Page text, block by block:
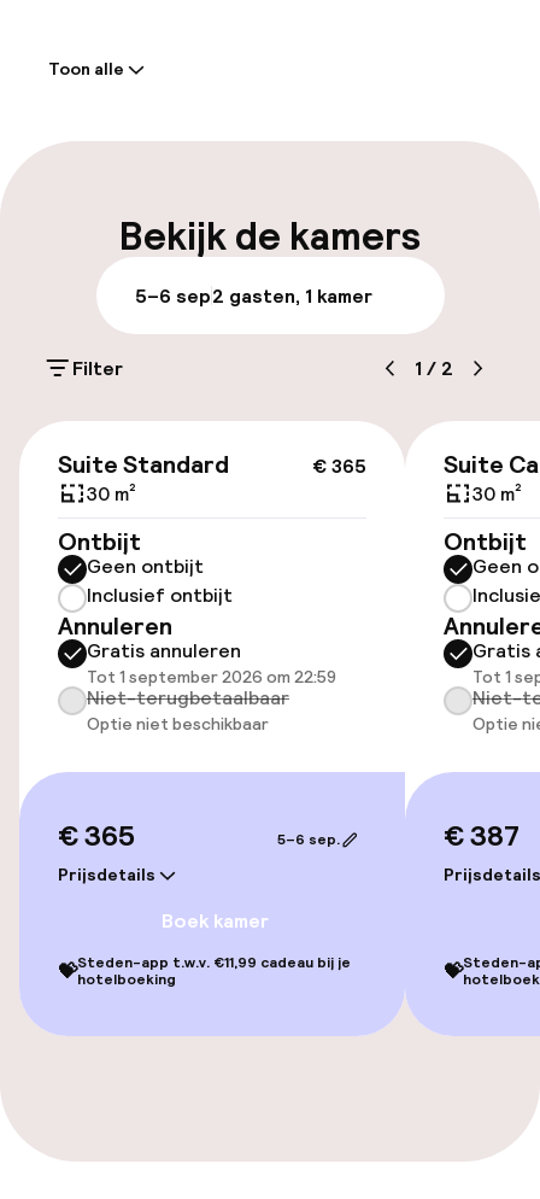
Meertalige medewerkers
Parkeren & mobiliteit
Parkeergelegenheid op eigen terrein
(binnen)
Openbaar parkeren
Toegankelijkheid
Overal rolstoeltoegankelijk
Lift
Entertainment
Gratis wifi
Eet- en drinkgelegenheden
Restaurant
Toon alle
Bekijk de kamers
5–6 sep2 gasten, 1 kamer
Filter 1 / 2
€ 365
Suite Standard
30 m²
Ontbijt
Geen ontbijt
Inclusief ontbijt
Annuleren
Gratis annuleren
Tot 1 september 2026 om 22:59
Niet-terugbetaalbaar
Optie niet beschikbaar
€ 365
Prijsdetails
5–6 sep.
Boek kamer
💝Steden-app t.w.v. €11,99 cadeau bij je
hotelboeking
Suite
30 m²
Ontbijt
Geen
Gratis
Tot 1
Niet-
Optie
€ 387
Prijsdetails
💝Steden-